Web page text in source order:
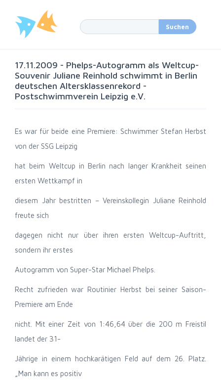
17.11.2009 - Phelps-Autogramm als Weltcup-
Souvenir Juliane Reinhold schwimmt in Berlin
deutschen Altersklassenrekord -
Postschwimmverein Leipzig e.V.
Es war für beide eine Premiere: Schwimmer Stefan Herbst
von der SSG Leipzig
hat beim Weltcup in Berlin nach langer Krankheit seinen
ersten Wettkampf in
diesem Jahr bestritten – Vereinskollegin Juliane Reinhold
freute sich
dagegen nicht nur über ihren ersten Weltcup-Auftritt,
sondern ihr erstes
Autogramm von Super-Star Michael Phelps.
Recht zufrieden war Routinier Herbst bei seiner Saison-
Premiere am Ende
nicht. Mit einer Zeit von 1:46,64 über die 200 m Freistil
landet der 31-
Jährige in einem hochkarätigen Feld auf dem 26. Platz.
„Man kann es positiv